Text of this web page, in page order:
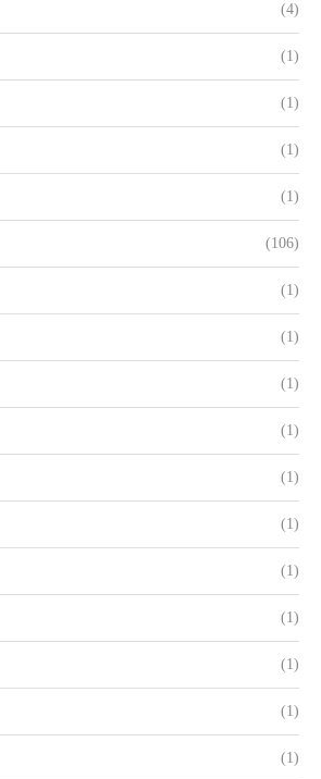
(4)
(1)
(1)
(1)
(1)
(106)
(1)
(1)
(1)
(1)
(1)
(1)
(1)
(1)
(1)
(1)
(1)